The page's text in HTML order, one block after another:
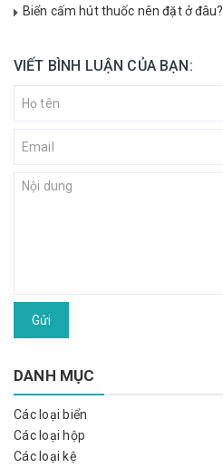
Biển cấm hút thuốc nên đặt ở đâu?
VIẾT BÌNH LUẬN CỦA BẠN:
Gửi
DANH MỤC
Các loại biển
Các loại hộp
Các loại kệ